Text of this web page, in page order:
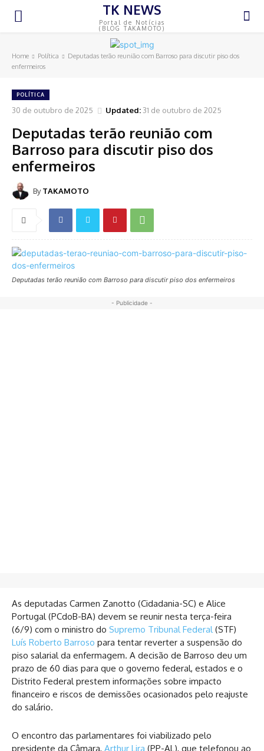
TK NEWS
Portal de Notícias
(BLOG TAKAMOTO)
Home Política
Deputadas terão reunião com Barroso para discutir piso dos
enfermeiros
POLÍTICA
30 de outubro de 2025 Updated: 31 de outubro de 2025
Deputadas terão reunião com
Barroso para discutir piso dos
enfermeiros
By TAKAMOTO
Deputadas terão reunião com Barroso para discutir piso dos enfermeiros
- Publicidade -
As deputadas Carmen Zanotto (Cidadania-SC) e Alice
Portugal (PCdoB-BA) devem se reunir nesta terça-feira
(6/9) com o ministro do Supremo Tribunal Federal (STF)
Luís Roberto Barroso para tentar reverter a suspensão do
piso salarial da enfermagem. A decisão de Barroso deu um
prazo de 60 dias para que o governo federal, estados e o
Distrito Federal prestem informações sobre impacto
financeiro e riscos de demissões ocasionados pelo reajuste
do salário.
O encontro das parlamentares foi viabilizado pelo
presidente da Câmara, Arthur Lira (PP-AL), que telefonou ao